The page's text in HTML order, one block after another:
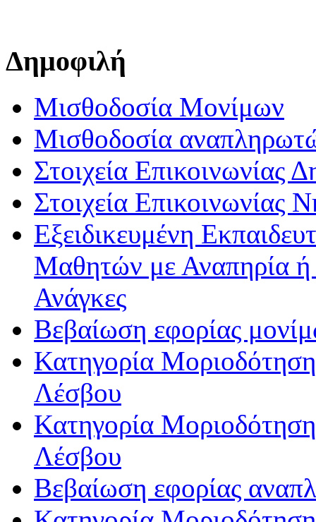
Δημοφιλή
Μισθοδοσία Μονίμων
Μισθοδοσία
Στοιχεία Επικοινωνίας
Στοιχεία Επικοινωνίας
Εξειδικευμένη
Μαθητών με Αναπηρία ή /
Ανάγκες
Βεβαίωση εφορίας
Κατηγορία
Λέσβου
Κατηγορία
Λέσβου
Βεβαίωση εφορίας